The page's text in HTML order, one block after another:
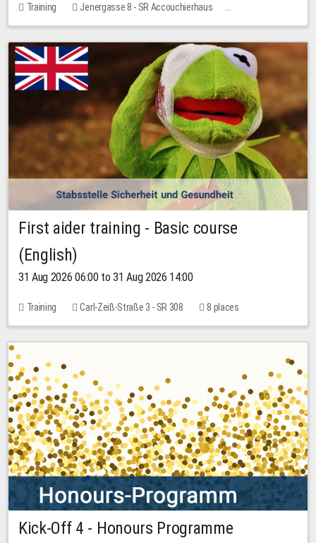
Training
Jenergasse 8 - SR Accouchierhaus
No free places
First aider training - Basic course
(English)
31 Aug 2026 06:00 to 31 Aug 2026 14:00
Training Carl-Zeiß-Straße 3 - SR 308 8 places
Kick-Off 4 - Honours Programme